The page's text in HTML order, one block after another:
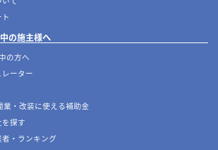
施設管理に役立つコラムを見る